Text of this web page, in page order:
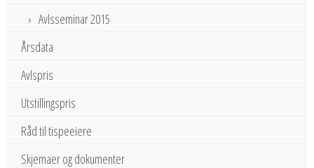
Avlsseminar 2015
Årsdata
Avlspris
Utstillingspris
Råd til tispeeiere
Skjemaer og dokumenter